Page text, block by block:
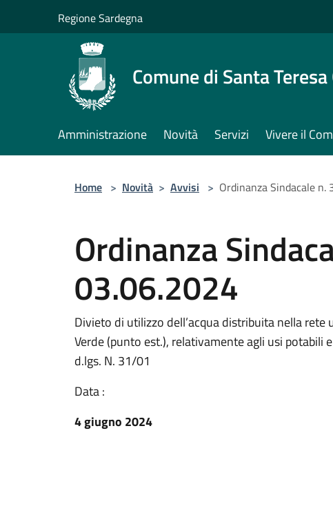
Regione Sardegna
Comune di Santa
Amministrazione Novità Servizi Vivere il
Home > Novità > Avvisi > Ordinanza Sindacale n.
Ordinanza
03.06.2024
Divieto di utilizzo dell’acqua distribuita nella rete
Verde (punto est.), relativamente agli usi potabili
d.lgs. N. 31/01
Data :
4 giugno 2024